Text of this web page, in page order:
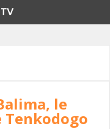
le
Tenkodogo